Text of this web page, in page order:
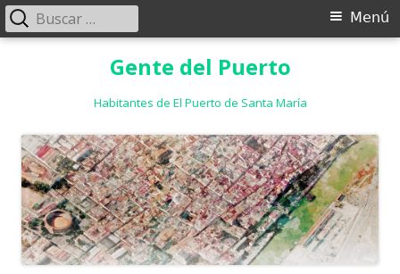
Gente del Puerto
Habitantes de El Puerto de Santa María
Menú
Menú
Buscar: